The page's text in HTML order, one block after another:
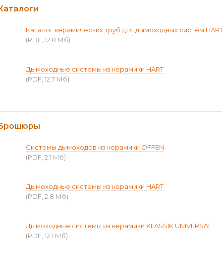
Каталог керамических труб для дымоходных систем
(PDF, 12.8 Мб)
Дымоходные системы из керамики HART
(PDF, 12.7 Мб)
Системы дымоходов из керамики OFFEN
(PDF, 2.1 Мб)
Дымоходные системы из керамики HART
(PDF, 2.8 Мб)
Дымоходные системы из керамики KLASSIK UNIVERSAL
(PDF, 12.1 Мб)